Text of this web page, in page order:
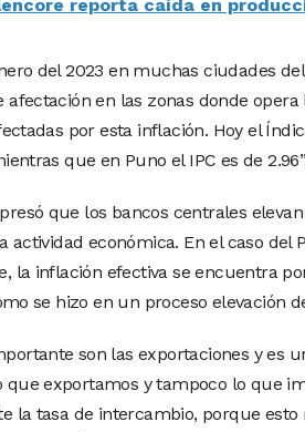
reporta caída en
del 2023 en muchas ciudades
afectación en las zonas donde
por esta inflación. Hoy el
que en Puno el IPC es de
que los bancos centrales
actividad económica. En el caso
la inflación efectiva se encuentra
se hizo en un proceso elevación
son las exportaciones y es
que exportamos y tampoco lo que
la tasa de intercambio, porque